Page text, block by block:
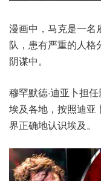
漫画中，马克是一名
队，患有严重的人格
阴谋中。
穆罕默德·迪亚卜担
埃及各地，按照迪亚
界正确地认识埃及。